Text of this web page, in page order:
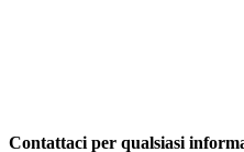
Contattaci per qualsiasi